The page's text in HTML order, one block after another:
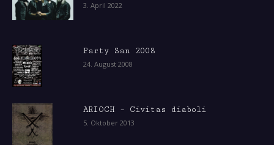
3. April 2022
Party San 2008
24. August 2008
ARIOCH – Civitas diaboli
5. Oktober 2013